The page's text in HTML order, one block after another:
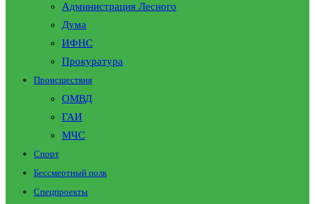
Администрация Лесного
Дума
ИФНС
Прокуратура
Происшествия
ОМВД
ГАИ
МЧС
Спорт
Бессмертный полк
Спецпроекты